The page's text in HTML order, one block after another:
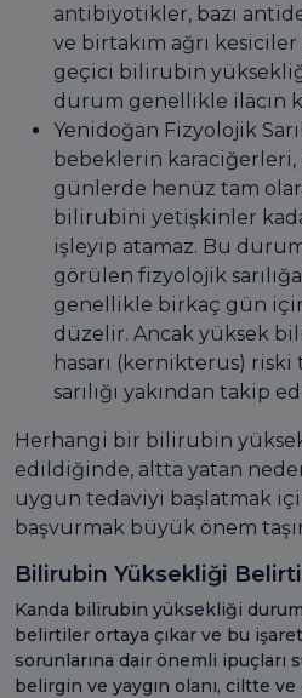
antibiyotikler, bazı
ve birtakım ağrı
geçici bilirubin
durum genellikle ilacın
Yenidoğan Fizyolojik
bebeklerin
günlerde henüz tam
bilirubini yetişkinler
işleyip atamaz. Bu
görülen fizyolojik
genellikle birkaç gün
düzelir. Ancak yüksek
hasarı (kernikterus) riski
sarılığı yakından takip
Herhangi bir bilirubin
edildiğinde, altta yatan
uygun tedaviyi başlatmak
başvurmak büyük önem
Bilirubin Yüksekliği
Kanda bilirubin yüksekliği
belirtiler ortaya çıkar ve bu
sorunlarına dair önemli ipuçları
belirgin ve yaygın olanı, ciltte ve